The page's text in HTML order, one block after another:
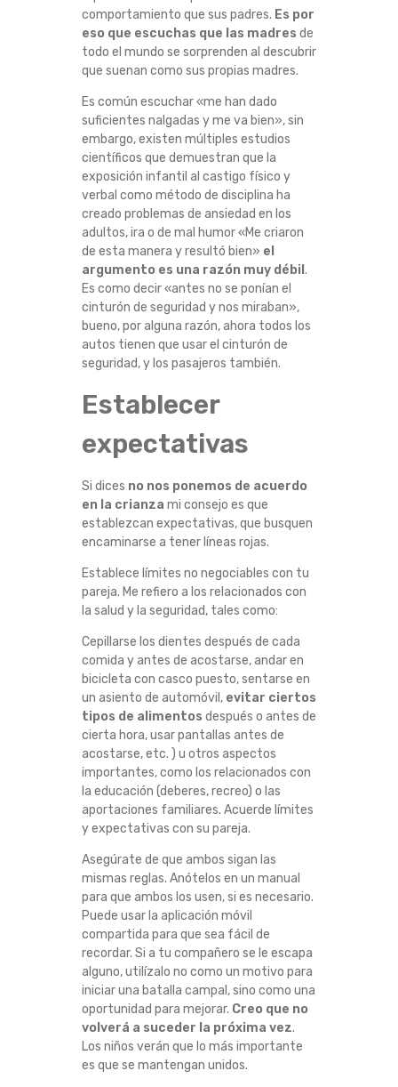
comportamiento que sus padres. Es por
eso que escuchas que las madres de
todo el mundo se sorprenden al descubrir
que suenan como sus propias madres.
Es común escuchar «me han dado
suficientes nalgadas y me va bien», sin
embargo, existen múltiples estudios
científicos que demuestran que la
exposición infantil al castigo físico y
verbal como método de disciplina ha
creado problemas de ansiedad en los
adultos, ira o de mal humor «Me criaron
de esta manera y resultó bien» el
argumento es una razón muy débil .
Es como decir «antes no se ponían el
cinturón de seguridad y nos miraban»,
bueno, por alguna razón, ahora todos los
autos tienen que usar el cinturón de
seguridad, y los pasajeros también.
Establecer
expectativas
Si dices no nos ponemos de acuerdo
en la crianza mi consejo es que
establezcan expectativas, que busquen
encaminarse a tener líneas rojas.
Establece límites no negociables con tu
pareja. Me refiero a los relacionados con
la salud y la seguridad, tales como:
Cepillarse los dientes después de cada
comida y antes de acostarse, andar en
bicicleta con casco puesto, sentarse en
un asiento de automóvil, evitar ciertos
tipos de alimentos después o antes de
cierta hora, usar pantallas antes de
acostarse, etc. ) u otros aspectos
importantes, como los relacionados con
la educación (deberes, recreo) o las
aportaciones familiares. Acuerde límites
y expectativas con su pareja.
Asegúrate de que ambos sigan las
mismas reglas. Anótelos en un manual
para que ambos los usen, si es necesario.
Puede usar la aplicación móvil
compartida para que sea fácil de
recordar. Si a tu compañero se le escapa
alguno, utilízalo no como un motivo para
iniciar una batalla campal, sino como una
oportunidad para mejorar. Creo que no
volverá a suceder la próxima vez.
Los niños verán que lo más importante
es que se mantengan unidos.